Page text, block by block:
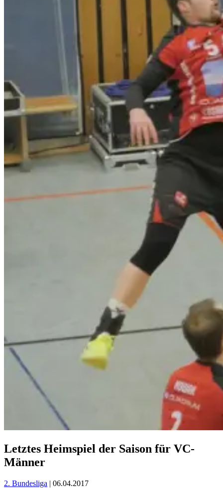
Letztes Heimspiel der Saison für VC-
Männer
2. Bundesliga | 06.04.2017